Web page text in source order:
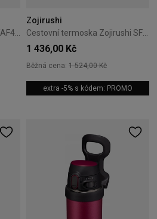
Zojirushi
1 436,00 Kč
Běžná cena: 1 524,00 Kč
extra -5% s kódem: PROMO